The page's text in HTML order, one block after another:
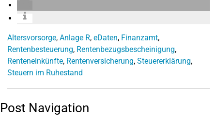
Altersvorsorge, Anlage R, eDaten, Finanzamt,
Rentenbesteuerung, Rentenbezugsbescheinigung,
Renteneinkünfte, Rentenversicherung, Steuererklärung,
Steuern im Ruhestand
Post Navigation